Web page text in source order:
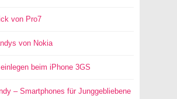
von Pro7
von Nokia
beim iPhone 3GS
– Smartphones für Junggebliebene